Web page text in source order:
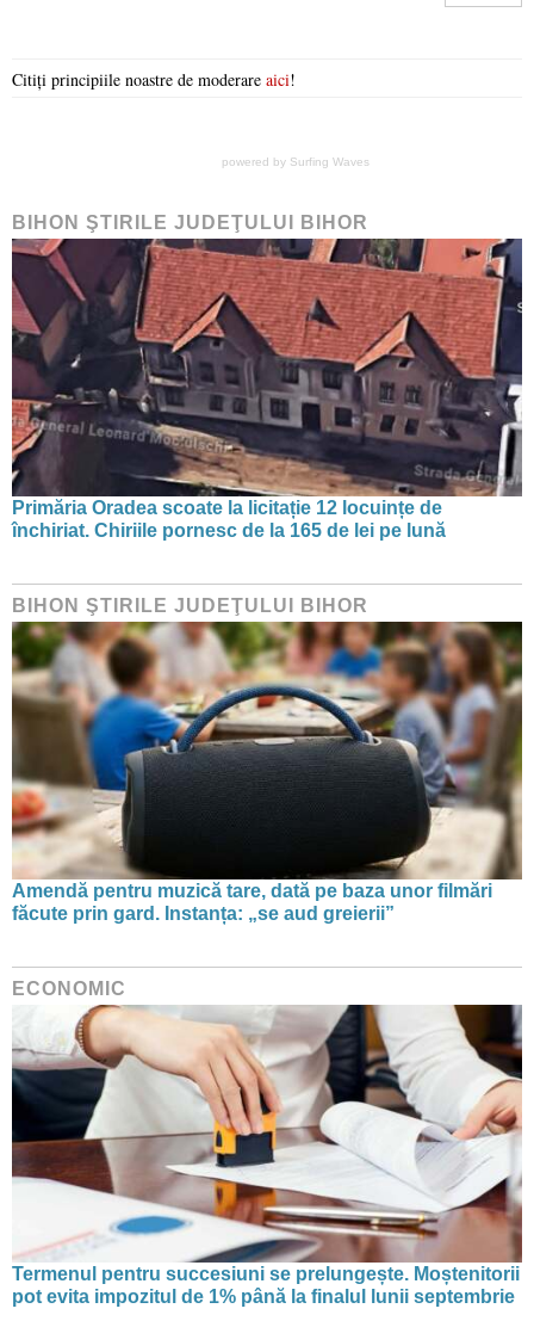
Citiți principiile noastre de moderare aici!
powered by Surfing Waves
BIHON ŞTIRILE JUDEŢULUI BIHOR
Primăria Oradea scoate la licitație 12 locuințe de
închiriat. Chiriile pornesc de la 165 de lei pe lună
BIHON ŞTIRILE JUDEŢULUI BIHOR
Amendă pentru muzică tare, dată pe baza unor filmări
făcute prin gard. Instanța: „se aud greierii”
ECONOMIC
Termenul pentru succesiuni se prelungește. Moștenitorii
pot evita impozitul de 1% până la finalul lunii septembrie